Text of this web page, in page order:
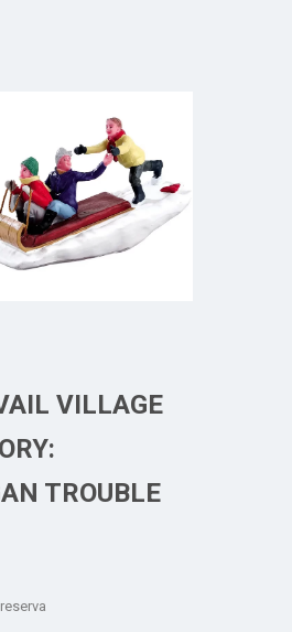
VILLAGE
TROUBLE